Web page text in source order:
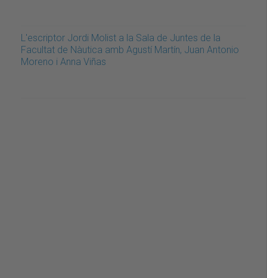
L'escriptor Jordi Molist a la Sala de Juntes de la
Facultat de Nàutica amb Agustí Martín, Juan Antonio
Moreno i Anna Viñas